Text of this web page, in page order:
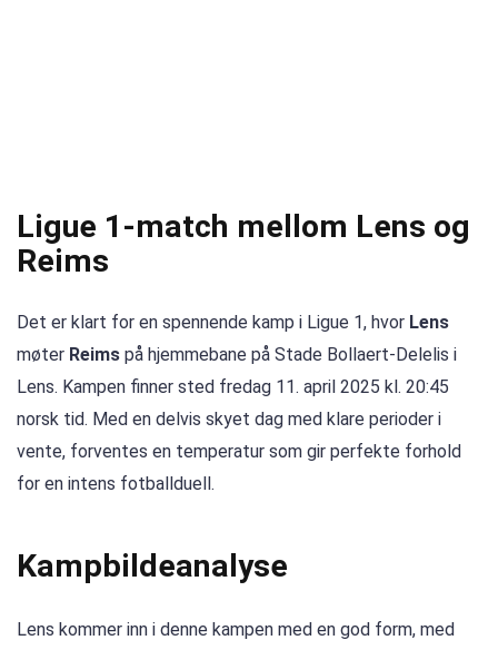
Ligue 1-match mellom Lens og
Reims
Det er klart for en spennende kamp i Ligue 1, hvor Lens
møter Reims på hjemmebane på Stade Bollaert-Delelis i
Lens. Kampen finner sted fredag 11. april 2025 kl. 20:45
norsk tid. Med en delvis skyet dag med klare perioder i
vente, forventes en temperatur som gir perfekte forhold
for en intens fotballduell.
Kampbildeanalyse
Lens kommer inn i denne kampen med en god form, med